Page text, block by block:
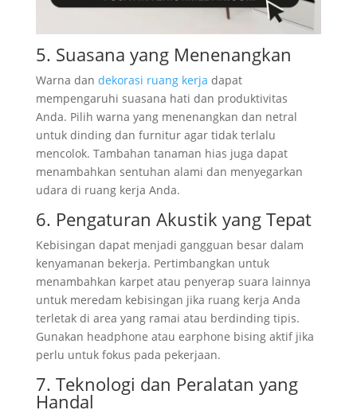
5. Suasana yang Menenangkan
Warna dan dekorasi ruang kerja dapat
mempengaruhi suasana hati dan produktivitas
Anda. Pilih warna yang menenangkan dan netral
untuk dinding dan furnitur agar tidak terlalu
mencolok. Tambahan tanaman hias juga dapat
menambahkan sentuhan alami dan menyegarkan
udara di ruang kerja Anda.
6. Pengaturan Akustik yang Tepat
Kebisingan dapat menjadi gangguan besar dalam
kenyamanan bekerja. Pertimbangkan untuk
menambahkan karpet atau penyerap suara lainnya
untuk meredam kebisingan jika ruang kerja Anda
terletak di area yang ramai atau berdinding tipis.
Gunakan headphone atau earphone bising aktif jika
perlu untuk fokus pada pekerjaan.
7. Teknologi dan Peralatan yang
Handal